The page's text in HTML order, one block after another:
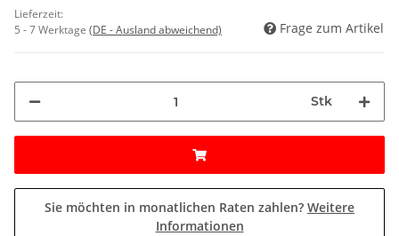
Lieferzeit:
5 - 7 Werktage (DE - Ausland abweichend) Frage zum Artikel
Stk
Sie möchten in monatlichen Raten zahlen? Weitere
Informationen